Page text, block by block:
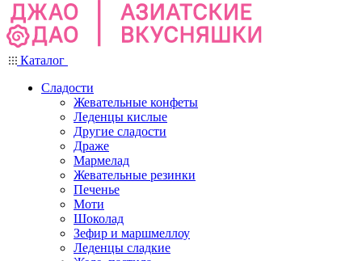
Каталог
Сладости
Жевательные конфеты
Леденцы кислые
Другие сладости
Драже
Мармелад
Жевательные резинки
Печенье
Моти
Шоколад
Зефир и маршмеллоу
Леденцы сладкие